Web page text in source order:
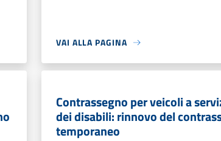
VAI ALLA PAGINA
Contrassegno per veicoli a
dei disabili: rinnovo del
temporaneo